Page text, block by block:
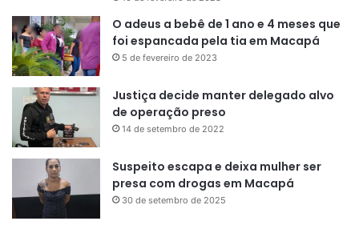
“Um dos pontos relevantes da
missão, justamente, é fornecer
subsídios em torno das mudanças
climáticas e seus impactos, tanto
dos meios físicos como a subida
O adeus a bebê de 1 ano e 4 meses que
foi espancada pela tia em Macapá
5 de fevereiro de 2023
Justiça decide manter delegado alvo
de operação preso
14 de setembro de 2022
Suspeito escapa e deixa mulher ser
presa com drogas em Macapá
30 de setembro de 2025